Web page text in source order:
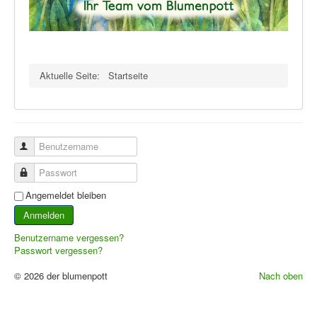
Aktuelle Seite: Startseite
Benutzername
Passwort
Angemeldet bleiben
Anmelden
Benutzername vergessen?
Passwort vergessen?
Nach oben
© 2026 der blumenpott